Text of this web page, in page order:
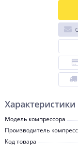
Характеристики
Модель компрессора
Производитель
Код товара